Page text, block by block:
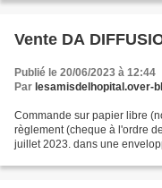
Vente DA
Publié le 20/06/2023 à 12:44
Par lesamisdelhopital.over-
Commande sur papier libre
règlement (cheque à l'ordre
juillet 2023. dans une